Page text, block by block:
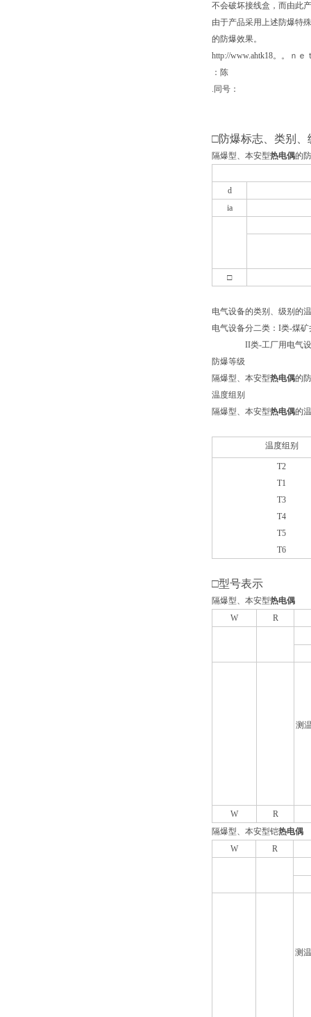
不会破坏接线盒，而由此
由于产品采用上述防爆特
的防爆效果。
http://www.ahtk18。。ｎｅ
：陈
.同号：
□防爆标志、类别
隔爆型、本安型热电偶的
d
ia
□
电气设备的类别、级别的
电气设备分二类：I类-煤
II类-工厂用电气
防爆等级
隔爆型、本安型热电偶的
温度组别
隔爆型、本安型热电偶的
温度组别
T2
T1
T3
T4
T5
T6
□型号表示
隔爆型、本安型热电偶
W
R
测
W
R
隔爆型、本安型铠热电偶
W
R
测